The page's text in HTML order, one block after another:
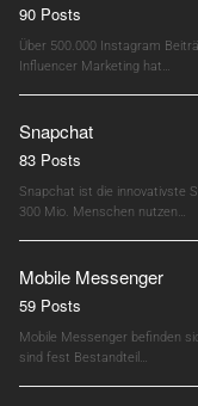
90 Posts
Über 500.000 Instagram
Influencer Marketing hat…
Snapchat
83 Posts
Snapchat ist die innovativste
300 Mio. Menschen nutzen…
Mobile Messenger
59 Posts
Mobile Messenger befinden
sind fest Bestandteil…